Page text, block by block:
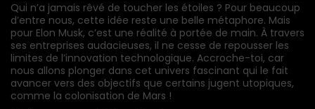
Qui n’a jamais rêvé de toucher les étoiles ? Pour beaucoup
d’entre nous, cette idée reste une belle métaphore. Mais
pour Elon Musk, c’est une réalité à portée de main. À travers
ses entreprises audacieuses, il ne cesse de repousser les
limites de l’innovation technologique. Accroche-toi, car
nous allons plonger dans cet univers fascinant qui le fait
avancer vers des objectifs que certains jugent utopiques,
comme la colonisation de Mars !